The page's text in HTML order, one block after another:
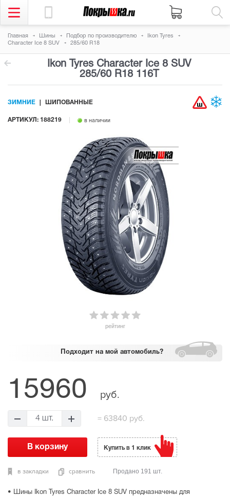
Главная Шины Подбор по производителю
Ikon Tyres
Character Ice 8 SUV
285/60 R18
Ikon Tyres Character Ice 8 SUV
285/60 R18 116T
рейтинг
АРТИКУЛ: 188219 в наличии
ЗИМНИЕ ШИПОВАННЫЕ
Подходит на мой автомобиль?
• Шины Ikon Tyres Character Ice 8 SUV предназначены для
15960 руб.
4 шт. = 63840 руб.
в закладки сравнить
Купить в 1 клик
Продано 191 шт.